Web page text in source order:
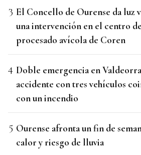
El Concello de Ourense da luz
una intervención en el centro de
procesado avícola de Coren
Doble emergencia en
accidente con tres vehículos
con un incendio
Ourense afronta un fin de
calor y riesgo de lluvia